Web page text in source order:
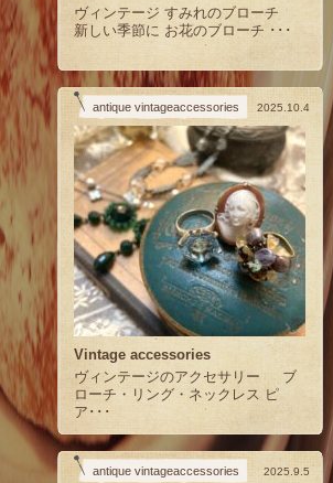
ヴィンテージ すみれのブローチ
新しい季節に お花のブローチ ･･･
antique vintageaccessories 2025.10.4
Vintage accessories
ヴィンテージのアクセサリー ブ
ローチ・リング・ネックレス ピ
ア･･･
antique vintageaccessories 2025.9.5